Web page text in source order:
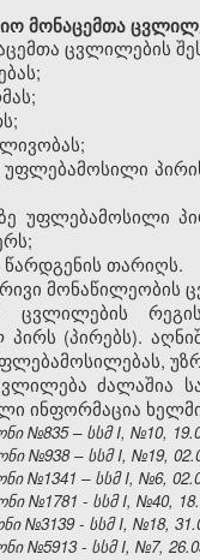
მონაცემთა
ცვლილების
უფლებამოსილი
უფლებამოსილი
წარდგენის თარიღს.
მონაწილეობის
ცვლილების
პირს (პირებს).
ძალაშია
ინფორმაცია
№835 – სსმ I, №10,
№938 – სსმ I, №19,
№1341 – სსმ I, №6,
№1781 - სსმ I, №40,
№3139 - სსმ I, №18,
№5913 - სსმ I, №7,